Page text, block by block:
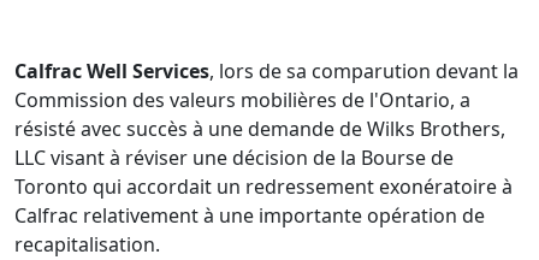
Calfrac Well Services, lors de sa comparution devant la
Commission des valeurs mobilières de l'Ontario, a
résisté avec succès à une demande de Wilks Brothers,
LLC visant à réviser une décision de la Bourse de
Toronto qui accordait un redressement exonératoire à
Calfrac relativement à une importante opération de
recapitalisation.